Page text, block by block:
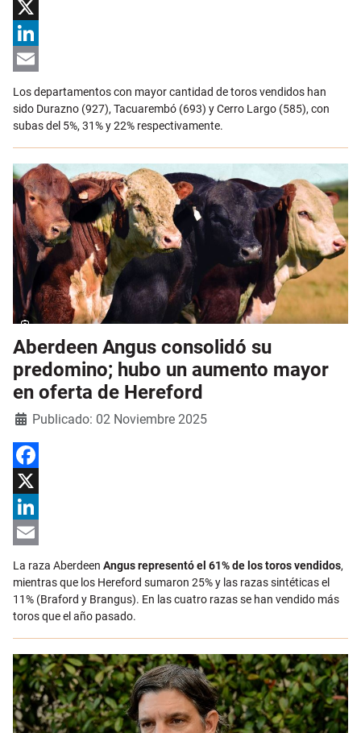
Facebook
X
LinkedIn
Email
Los departamentos con mayor cantidad de toros vendidos han
sido Durazno (927), Tacuarembó (693) y Cerro Largo (585), con
subas del 5%, 31% y 22% respectivamente.
Aberdeen Angus consolidó su
predomino; hubo un aumento mayor
en oferta de Hereford
Detalles
Publicado: 02 Noviembre 2025
Facebook
X
LinkedIn
La raza Aberdeen Angus representó el 61% de los toros vendidos,
mientras que los Hereford sumaron 25% y las razas sintéticas el
11% (Braford y Brangus). En las cuatro razas se han vendido más
toros que el año pasado.